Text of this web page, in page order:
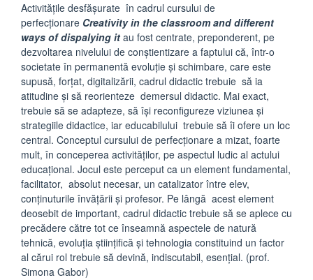
Activităţile desfăşurate în cadrul cursului de
perfecţionare Creativity in the classroom and different
ways of dispalying it au fost centrate, preponderent, pe
dezvoltarea nivelului de conştientizare a faptului că, într-o
societate în permanentă evoluţie şi schimbare, care este
supusă, forţat, digitalizării, cadrul didactic trebuie să ia
atitudine şi să reorienteze demersul didactic. Mai exact,
trebuie să se adapteze, să îşi reconfigureze viziunea şi
strategiile didactice, iar educabilului trebuie să îi ofere un loc
central. Conceptul cursului de perfecţionare a mizat, foarte
mult, în conceperea activităţilor, pe aspectul ludic al actului
educaţional. Jocul este perceput ca un element fundamental,
facilitator, absolut necesar, un catalizator între elev,
conţinuturile învăţării şi profesor. Pe lângă acest element
deosebit de important, cadrul didactic trebuie să se aplece cu
precădere către tot ce înseamnă aspectele de natură
tehnică, evoluţia ştiinţifică şi tehnologia constituind un factor
al cărui rol trebuie să devină, indiscutabil, esenţial. (prof.
Simona Gabor)